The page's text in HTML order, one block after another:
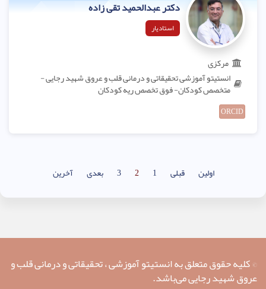
دکتر عبدالحمید تقی زاده
استادیار
مرکزی
انستیتو آموزشی تحقیقاتی و درمانی قلب و عروق شهید رجایی -
متخصص کودکان- فوق تخصص ریه کودکان
ORCID
اولین قبلی 1
2
3 بعدی آخرین
© کلیه حقوق متعلق به انستیتو آموزشی ، تحقیقاتی و درمانی قلب و
عروق شهید رجایی می‌باشد.